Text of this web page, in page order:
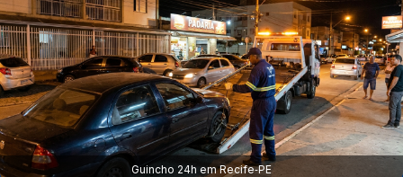
Guincho 24h em Recife‑PE